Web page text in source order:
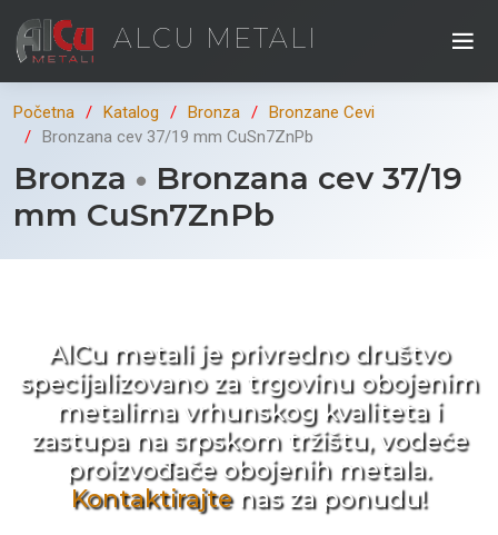
ALCU METALI
Početna Katalog Bronza
Bronzane Cevi
Bronzana cev 37/19 mm CuSn7ZnPb
Bronza
Bronzana cev 37/19
mm CuSn7ZnPb
AlCu metali je privredno društvo
specijalizovano za trgovinu obojenim
metalima vrhunskog kvaliteta i
zastupa na srpskom tržištu, vodeće
proizvođače obojenih metala.
Kontaktirajtenas za ponudu!